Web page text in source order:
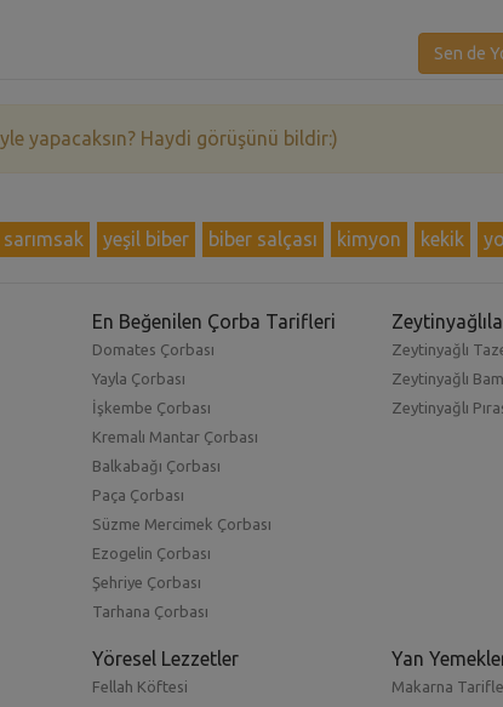
Sen de
yapacaksın? Haydi görüşünü bildir:)
sarımsak yeşil biber biber salçası kimyon kekik
En Beğenilen Çorba Tarifleri
Domates Çorbası
Yayla Çorbası
İşkembe Çorbası
Kremalı Mantar Çorbası
Balkabağı Çorbası
Paça Çorbası
Süzme Mercimek Çorbası
Ezogelin Çorbası
Şehriye Çorbası
Tarhana Çorbası
Zeytinyağlı
Zeytinyağlı
Zeytinyağlı
Yöresel Lezzetler
Fellah Köftesi
Yan
Makarna